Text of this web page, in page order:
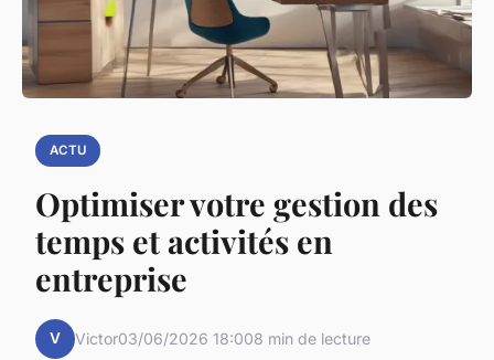
ACTU
Optimiser votre gestion des
temps et activités en
entreprise
V Victor03/06/2026 18:008 min de lecture